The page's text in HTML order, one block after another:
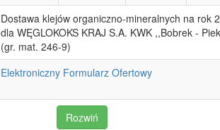
Dostawa klejów organiczno-mineralnych na rok
dla WĘGLOKOKS KRAJ S.A. KWK ,,Bobrek -
(gr. mat. 246-9)
Elektroniczny Formularz Ofertowy
Rozwiń